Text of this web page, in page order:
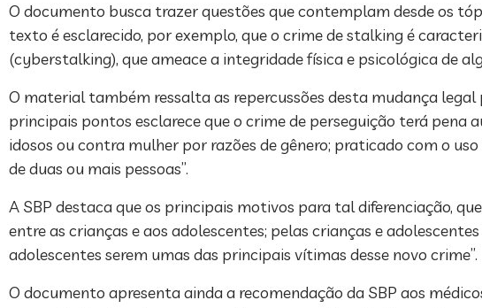
O documento busca trazer questões que contemplam desde os
texto é esclarecido, por exemplo, que o crime de stalking é
(cyberstalking), que ameace a integridade física e psicológica de
O material também ressalta as repercussões desta mudança
principais pontos esclarece que o crime de perseguição terá
idosos ou contra mulher por razões de gênero; praticado com o
de duas ou mais pessoas”.
A SBP destaca que os principais motivos para tal diferenciação,
entre as crianças e aos adolescentes; pelas crianças e
adolescentes serem umas das principais vítimas desse novo crime”.
O documento apresenta ainda a recomendação da SBP aos